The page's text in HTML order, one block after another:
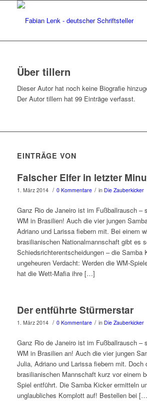
Über tillern
Dieser Autor hat noch keine Biografie
Der Autortillernhat 99 Einträge verfasst.
EINTRÄGE VON
Falscher Elfer in letzter
1. März 2014 / 0 Kommentare / in Die Zauberkicker
Ganz Rio de Janeiro ist im Fußballrausch –
WM in Brasilien! Auch die vier jungen
Adriano und Larissa fiebern mit. Bei einem
brasilianischen Nationalmannschaft gibt es
Schiedsrichterentscheidungen – die Samba
ungeheuren Verdacht: Werden die WM-
hat die Wett-Mafia ihre […]
Der entführte Stürmerstar
1. März 2014 / 0 Kommentare / in Die Zauberkicker
Ganz Rio de Janeiro ist im Fußballrausch –
WM in Brasilien an! Auch die vier jungen
Julia, Adriano und Larissa fiebern mit. Doch
brasilianischen Mannschaft kurz vor einem
Spiel entführt. Die Samba Kicker ermitteln
unglaubliches Komplott auf! Bestellen bei